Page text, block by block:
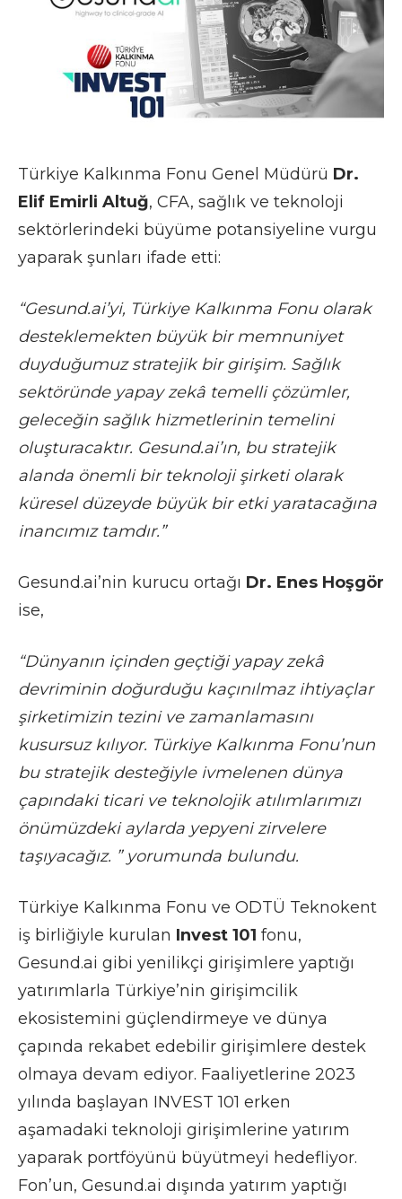
Türkiye Kalkınma Fonu Genel Müdürü Dr.
Elif Emirli Altuğ, CFA, sağlık ve teknoloji
sektörlerindeki büyüme potansiyeline vurgu
yaparak şunları ifade etti:
“Gesund.ai’yi, Türkiye Kalkınma Fonu olarak
desteklemekten büyük bir memnuniyet
duyduğumuz stratejik bir girişim. Sağlık
sektöründe yapay zekâ temelli çözümler,
geleceğin sağlık hizmetlerinin temelini
oluşturacaktır. Gesund.ai’ın, bu stratejik
alanda önemli bir teknoloji şirketi olarak
küresel düzeyde büyük bir etki yaratacağına
inancımız tamdır.”
Gesund.ai’nin kurucu ortağı Dr. Enes Hoşgör
ise,
“Dünyanın içinden geçtiği yapay zekâ
devriminin doğurduğu kaçınılmaz ihtiyaçlar
şirketimizin tezini ve zamanlamasını
kusursuz kılıyor. Türkiye Kalkınma Fonu’nun
bu stratejik desteğiyle ivmelenen dünya
çapındaki ticari ve teknolojik atılımlarımızı
önümüzdeki aylarda yepyeni zirvelere
taşıyacağız. ” yorumunda bulundu.
Türkiye Kalkınma Fonu ve ODTÜ Teknokent
iş birliğiyle kurulan Invest 101 fonu,
Gesund.ai gibi yenilikçi girişimlere yaptığı
yatırımlarla Türkiye’nin girişimcilik
ekosistemini güçlendirmeye ve dünya
çapında rekabet edebilir girişimlere destek
olmaya devam ediyor. Faaliyetlerine 2023
yılında başlayan INVEST 101 erken
aşamadaki teknoloji girişimlerine yatırım
yaparak portföyünü büyütmeyi hedefliyor.
Fon’un, Gesund.ai dışında yatırım yaptığı